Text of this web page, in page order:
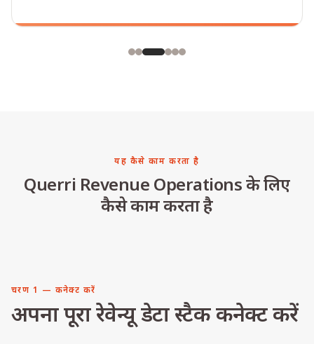
यह कैसे काम करता है
Querri Revenue Operations के लिए
कैसे काम करता है
चरण 1 — कनेक्ट करें
अपना पूरा रेवेन्यू डेटा स्टैक कनेक्ट करें